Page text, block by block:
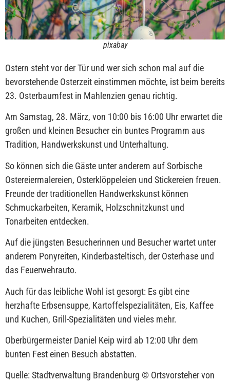
pixabay
Ostern steht vor der Tür und wer sich schon mal auf die
bevorstehende Osterzeit einstimmen möchte, ist beim bereits
23. Osterbaumfest in Mahlenzien genau richtig.
Am Samstag, 28. März, von 10:00 bis 16:00 Uhr erwartet die
großen und kleinen Besucher ein buntes Programm aus
Tradition, Handwerkskunst und Unterhaltung.
So können sich die Gäste unter anderem auf Sorbische
Ostereiermalereien, Osterklöppeleien und Stickereien freuen.
Freunde der traditionellen Handwerkskunst können
Schmuckarbeiten, Keramik, Holzschnitzkunst und
Tonarbeiten entdecken.
Auf die jüngsten Besucherinnen und Besucher wartet unter
anderem Ponyreiten, Kinderbasteltisch, der Osterhase und
das Feuerwehrauto.
Auch für das leibliche Wohl ist gesorgt: Es gibt eine
herzhafte Erbsensuppe, Kartoffelspezialitäten, Eis, Kaffee
und Kuchen, Grill-Spezialitäten und vieles mehr.
Oberbürgermeister Daniel Keip wird ab 12:00 Uhr dem
bunten Fest einen Besuch abstatten.
Quelle: Stadtverwaltung Brandenburg © Ortsvorsteher von